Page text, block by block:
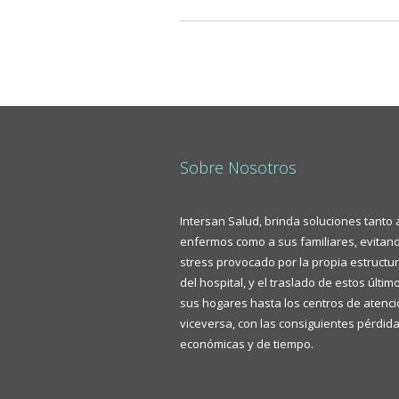
Sobre Nosotros
Intersan Salud, brinda soluciones tanto
enfermos como a sus familiares,
stress provocado por la propia
del hospital, y el traslado de estos
sus hogares hasta los centros de
viceversa, con las consiguientes
económicas y de tiempo.